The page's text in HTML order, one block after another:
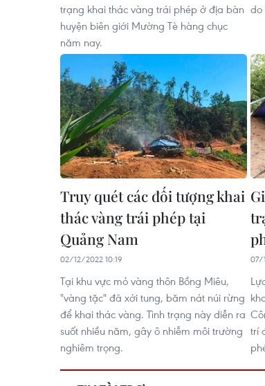
trạng khai thác vàng trái phép ở địa bàn
huyện biên giới Mường Tè hàng chục
năm nay.
do
Truy quét các đối tượng khai
thác vàng trái phép tại
Quảng Nam
02/12/2022 10:19
Tại khu vực mỏ vàng thôn Bồng Miêu,
"vàng tặc" đã xới tung, băm nát núi rừng
để khai thác vàng. Tình trạng này diễn ra
suốt nhiều năm, gây ô nhiễm môi trường
nghiêm trọng.
07/
trí